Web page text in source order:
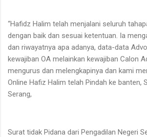
“Hafidz Halim telah menjalani seluruh
dengan baik dan sesuai ketentuan. Ia
dan riwayatnya apa adanya, data-data
kewajiban OA melainkan kewajiban Calon
mengurus dan melengkapinya dan kami
Online Hafiz Halim telah Pindah ke banten,
Serang,
Surat tidak Pidana dari Pengadilan Negeri